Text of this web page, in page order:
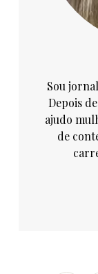
Sou
Depois
ajudo
de